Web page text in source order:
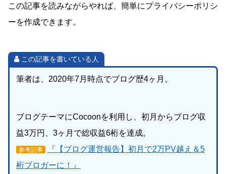
この記事を読みながらやれば、簡単にプライバシーポリシ
ーを作成できます。
この記事を書いている人
筆者は、2020年7月時点でブログ歴4ヶ月。
ブログテーマにCocoonを利用し、初月からブログ収
益3万円、3ヶ月で総収益6桁を達成。
参考記事
『【ブログ運営報告】初月で2万PV越え＆5
桁ブロガーに！』